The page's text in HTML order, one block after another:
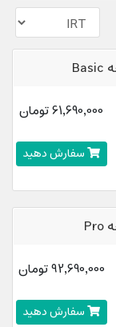
61,690,000 تومان
سفارش دهید
92,690,000 تومان
سفارش دهید